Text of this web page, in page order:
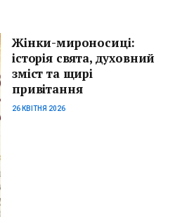
Жінки-мироносиці:
історія свята, духовний
зміст та щирі
привітання
26 КВІТНЯ 2026